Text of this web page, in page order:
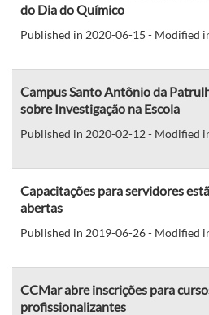
do Dia do Químico
Published in 2020-06-15 - Modified
Campus Santo Antônio da
sobre Investigação na Escola
Published in 2020-02-12 - Modified
Capacitações para servidores
abertas
Published in 2019-06-26 - Modified
CCMar abre inscrições para
profissionalizantes